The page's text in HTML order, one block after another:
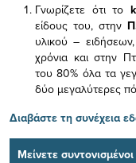
Γνωρίζετε ότι το
είδους του, στην
υλικού –
χρόνια και στην
του 80% όλα τα
δύο μεγαλύτερες
Διαβάστε τη συνέχεια
Μείνετε συντονισμένοι